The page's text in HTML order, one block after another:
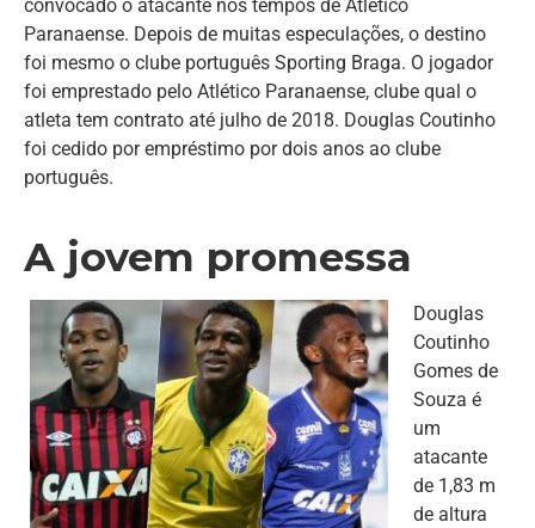
convocado o atacante nos tempos de Atlético
Paranaense. Depois de muitas especulações, o destino
foi mesmo o clube português Sporting Braga. O jogador
foi emprestado pelo Atlético Paranaense, clube qual o
atleta tem contrato até julho de 2018. Douglas Coutinho
foi cedido por empréstimo por dois anos ao clube
português.
A jovem promessa
Douglas
Coutinho
Gomes de
Souza é
um
atacante
de 1,83 m
de altura